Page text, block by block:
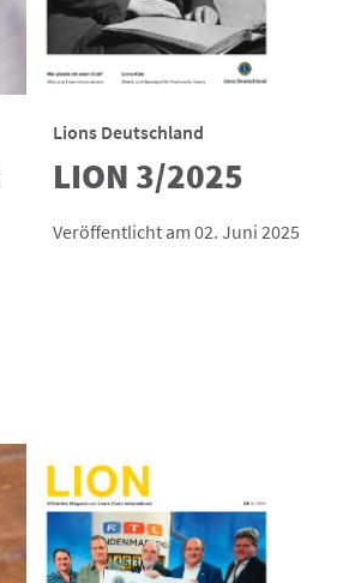
Lions Deutschland
LION 3/2025
Veröffentlicht am 02. Juni 2025